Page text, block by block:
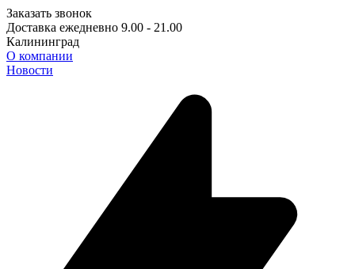
Заказать звонок
Доставка ежедневно 9.00 - 21.00
Калининград
О компании
Новости